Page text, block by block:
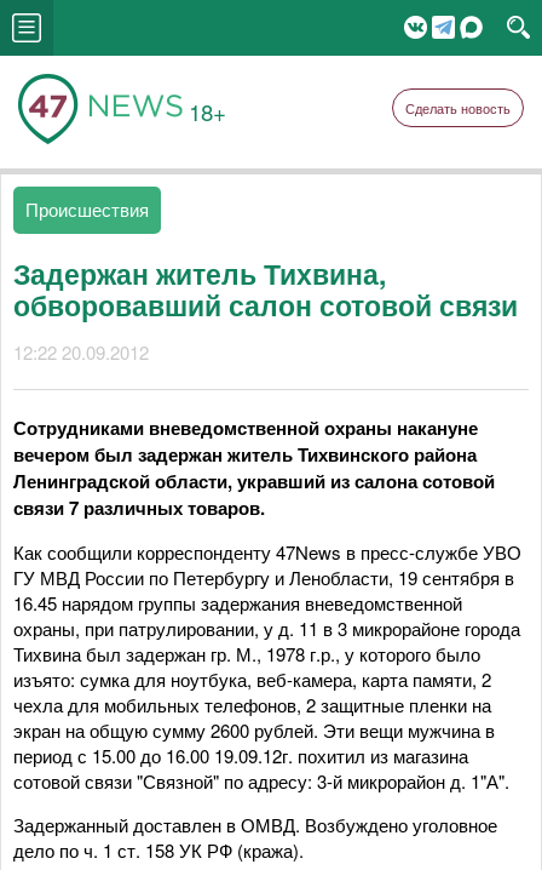
18+ Сделать новость
Происшествия
Задержан житель Тихвина,
обворовавший салон сотовой связи
12:22 20.09.2012
Сотрудниками вневедомственной охраны накануне
вечером был задержан житель Тихвинского района
Ленинградской области, укравший из салона сотовой
связи 7 различных товаров.
Как сообщили корреспонденту 47News в пресс-службе УВО
ГУ МВД России по Петербургу и Ленобласти, 19 сентября в
16.45 нарядом группы задержания вневедомственной
охраны, при патрулировании, у д. 11 в 3 микрорайоне города
Тихвина был задержан гр. М., 1978 г.р., у которого было
изъято: сумка для ноутбука, веб-камера, карта памяти, 2
чехла для мобильных телефонов, 2 защитные пленки на
экран на общую сумму 2600 рублей. Эти вещи мужчина в
период с 15.00 до 16.00 19.09.12г. похитил из магазина
сотовой связи "Связной" по адресу: 3-й микрорайон д. 1"А".
Задержанный доставлен в ОМВД. Возбуждено уголовное
дело по ч. 1 ст. 158 УК РФ (кража).